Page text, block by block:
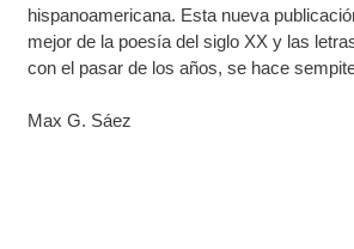
hispanoamericana. Esta nueva
mejor de la poesía del siglo XX y las
con el pasar de los años, se hace
Max G. Sáez